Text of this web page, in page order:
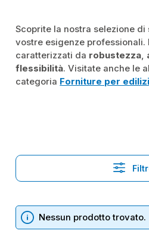
Scoprite la nostra selezione di
vostre esigenze professionali.
caratterizzati da robustezza,
flessibilità. Visitate anche le
categoria Forniture per
Nessun prodotto trovato.